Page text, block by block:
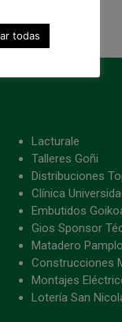
Lacturale
Talleres Goñi
Distribuciones
Clínica
Embutidos
Gios Sponsor
Matadero
Construcciones
Montajes
Lotería San
todas